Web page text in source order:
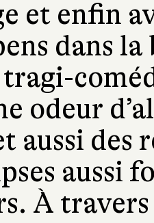
et enfin
dans
odeur
aussi des
aussi
À